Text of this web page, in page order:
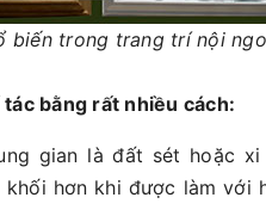
biến trong trang trí nội
bằng rất nhiều cách:
gian là đất sét hoặc xi
hơn khi được làm với